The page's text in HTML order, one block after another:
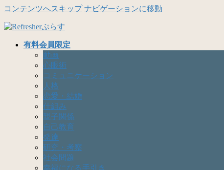
コンテンツへスキップ ナビゲーションに移動
有料会員限定
動画
心眼術
コミュニケーション
人格
恋愛・結婚
仕組み
親子関係
自己教育
発達
研究・考察
社会問題
幸福になる手引き